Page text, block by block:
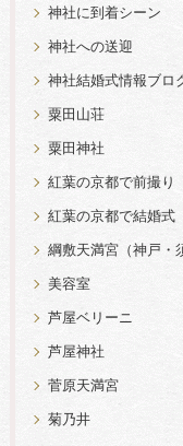
神社に到着シーン
神社への送迎
神社結婚式情報ブロ
粟田山荘
粟田神社
紅葉の京都で前撮り
紅葉の京都で結婚式
綱敷天満宮（神戸・
美容室
芦屋ベリーニ
芦屋神社
菅原天満宮
菊乃井